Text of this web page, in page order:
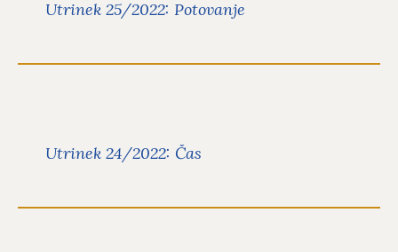
Utrinek 25/2022: Potovanje
sva z Ano Mario Mitič spregovorili o
Utrinek 24/2022: Čas
Utrinek 24/2022: Čas
2022 sva z Ano Mario
Preberite več